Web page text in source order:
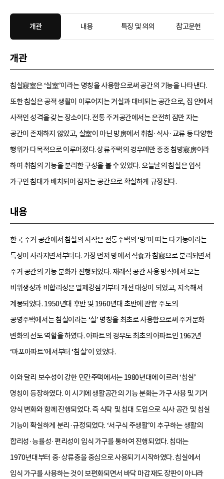
개관 내용 특징 및 의의 참고문헌
개관
침실寢室은 ‘실室’이라는 명칭을 사용함으로써 공간의 기능을 나타낸다.
또한 침실은 공적 생활이 이루어지는 거실과 대비되는 공간으로, 집 안에서
사적인 성격을 갖는 장소이다. 전통 주거공간에서는 온전히 잠만 자는
공간이 존재하지 않았고, 실室이 아닌 방房에서 취침·식사·교류 등 다양한
행위가 다목적으로 이루어졌다. 상류주택의 경우에만 종종 침방寢房이라
하여 취침의 기능을 분리한 구성을 볼 수 있었다. 오늘날의 침실은 입식
가구인 침대가 배치되어 잠자는 공간으로 확실하게 규정된다.
내용
한국 주거 공간에서 침실의 시작은 전통주택의 ‘방’이 띠는 다기능이라는
특성이 사라지면서부터다. 가장 먼저 방에서 식食과 침寢으로 분리되면서
주거 공간의 기능 분화가 진행되었다. 재래식 공간 사용 방식에서 오는
비위생성과 비합리성은 일제강점기부터 개선 대상이 되었고, 지속해서
계몽되었다. 1950년대 후반 및 1960년대 초반에 관官 주도의
공영주택에서는 침실이라는 ‘실’ 명칭을 최초로 사용함으로써 주거문화
변화의 선도 역할을 하였다. 아파트의 경우도 최초의 아파트인 1962년
‘마포아파트’에서부터 ‘침실’이 있었다.
이와 달리 보수성이 강한 민간주택에서는 1980년대에 이르러 ‘침실’
명칭이 등장하였다. 이 시기에 생활공간의 기능 분화는 가구 사용 및 기거
양식 변화와 함께 진행되었다. 즉 식탁 및 침대 도입으로 식사 공간 및 침실
기능이 확실하게 분리·규정되었다. ‘서구식 주생활’이 추구하는 생활의
합리성·능률성·편리성이 입식 가구를 통하여 진행되었다. 침대는
1970년대부터 중·상류층을 중심으로 사용되기 시작하였다. 침실에서
입식 가구를 사용하는 것이 보편화되면서 바닥 마감재도 장판이 아니라